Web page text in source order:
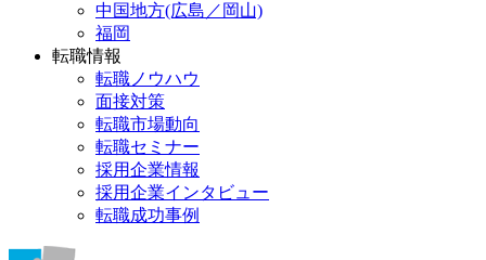
中国地方(広島／岡山)
福岡
転職情報
転職ノウハウ
面接対策
転職市場動向
転職セミナー
採用企業情報
採用企業インタビュー
転職成功事例